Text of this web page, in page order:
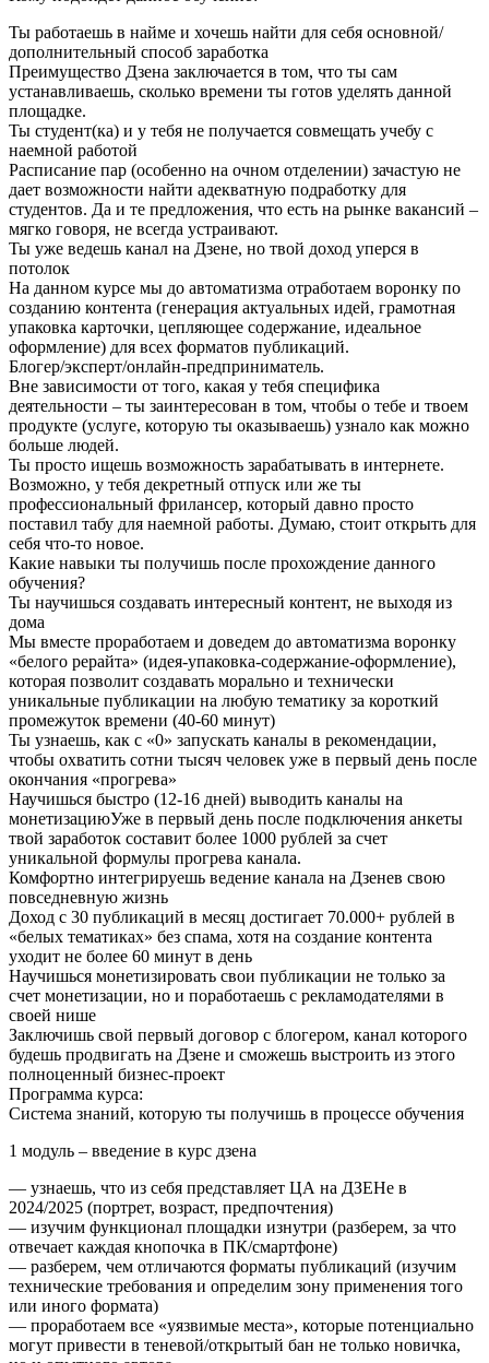
Ты работаешь в найме и хочешь найти для себя основной/
дополнительный способ заработка
Преимущество Дзена заключается в том, что ты сам
устанавливаешь, сколько времени ты готов уделять данной
площадке.
Ты студент(ка) и у тебя не получается совмещать учебу с
наемной работой
Расписание пар (особенно на очном отделении) зачастую не
дает возможности найти адекватную подработку для
студентов. Да и те предложения, что есть на рынке вакансий –
мягко говоря, не всегда устраивают.
Ты уже ведешь канал на Дзене, но твой доход уперся в
потолок
На данном курсе мы до автоматизма отработаем воронку по
созданию контента (генерация актуальных идей, грамотная
упаковка карточки, цепляющее содержание, идеальное
оформление) для всех форматов публикаций.
Блогер/эксперт/онлайн-предприниматель.
Вне зависимости от того, какая у тебя специфика
деятельности – ты заинтересован в том, чтобы о тебе и твоем
продукте (услуге, которую ты оказываешь) узнало как можно
больше людей.
Ты просто ищешь возможность зарабатывать в интернете.
Возможно, у тебя декретный отпуск или же ты
профессиональный фрилансер, который давно просто
поставил табу для наемной работы. Думаю, стоит открыть для
себя что-то новое.
Какие навыки ты получишь после прохождение данного
обучения?
Ты научишься создавать интересный контент, не выходя из
дома
Мы вместе проработаем и доведем до автоматизма воронку
«белого рерайта» (идея-упаковка-содержание-оформление),
которая позволит создавать морально и технически
уникальные публикации на любую тематику за короткий
промежуток времени (40-60 минут)
Ты узнаешь, как с «0» запускать каналы в рекомендации,
чтобы охватить сотни тысяч человек уже в первый день после
окончания «прогрева»
Научишься быстро (12-16 дней) выводить каналы на
монетизациюУже в первый день после подключения анкеты
твой заработок составит более 1000 рублей за счет
уникальной формулы прогрева канала.
Комфортно интегрируешь ведение канала на Дзенев свою
повседневную жизнь
Доход с 30 публикаций в месяц достигает 70.000+ рублей в
«белых тематиках» без спама, хотя на создание контента
уходит не более 60 минут в день
Научишься монетизировать свои публикации не только за
счет монетизации, но и поработаешь с рекламодателями в
своей нише
Заключишь свой первый договор с блогером, канал которого
будешь продвигать на Дзене и сможешь выстроить из этого
полноценный бизнес-проект
Программа курса:
Система знаний, которую ты получишь в процессе обучения
1 модуль – введение в курс дзена
— узнаешь, что из себя представляет ЦА на ДЗЕНе в
2024/2025 (портрет, возраст, предпочтения)
— изучим функционал площадки изнутри (разберем, за что
отвечает каждая кнопочка в ПК/смартфоне)
— разберем, чем отличаются форматы публикаций (изучим
технические требования и определим зону применения того
или иного формата)
— проработаем все «уязвимые места», которые потенциально
могут привести в теневой/открытый бан не только новичка,